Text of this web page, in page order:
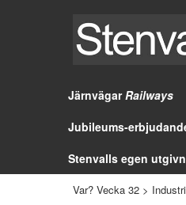
JärnvägarRailways
Jubileums-
Stenvalls egen
Var? Vecka 32 >